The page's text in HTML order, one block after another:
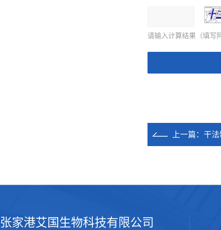
请输入计算结果（填写
上一篇： 干
张家港艾国生物科技有限公司